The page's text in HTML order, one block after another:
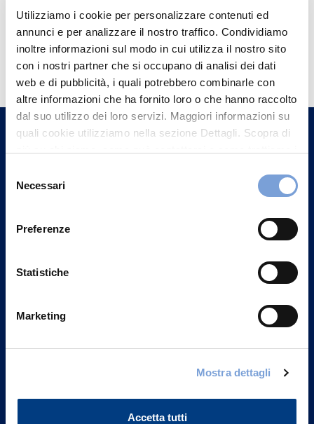
Utilizziamo i cookie per personalizzare contenuti ed
annunci e per analizzare il nostro traffico. Condividiamo
inoltre informazioni sul modo in cui utilizza il nostro sito
con i nostri partner che si occupano di analisi dei dati
web e di pubblicità, i quali potrebbero combinarle con
altre informazioni che ha fornito loro o che hanno raccolto
dal suo utilizzo dei loro servizi. Maggiori informazioni su
quali cookie utilizziamo nella sezione Dettagli. Scopra di
può trovare nel footer del sito nella sezione "Informativa
delNecessari
Preferenze
Statistiche
Marketing
Mostra dettagli
Accetta tutti
Hai bisogno di
informazioni?
Trova l'Agenzia più vicina a te e parla con
un nostro Agente.
Contattaci